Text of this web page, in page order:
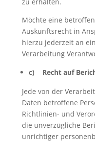
Möchte eine
Auskunftsrecht in
hierzu jederzeit an
Verarbeitung
c) Recht auf
Jede von der
Daten betroffene
Richtlinien- und
die unverzügliche
unrichtiger